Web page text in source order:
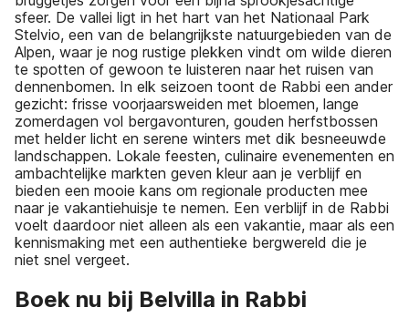
sfeer. De vallei ligt in het hart van het Nationaal Park
Stelvio, een van de belangrijkste natuurgebieden van de
Alpen, waar je nog rustige plekken vindt om wilde dieren
te spotten of gewoon te luisteren naar het ruisen van
dennenbomen. In elk seizoen toont de Rabbi een ander
gezicht: frisse voorjaarsweiden met bloemen, lange
zomerdagen vol bergavonturen, gouden herfstbossen
met helder licht en serene winters met dik besneeuwde
landschappen. Lokale feesten, culinaire evenementen en
ambachtelijke markten geven kleur aan je verblijf en
bieden een mooie kans om regionale producten mee
naar je vakantiehuisje te nemen. Een verblijf in de Rabbi
voelt daardoor niet alleen als een vakantie, maar als een
kennismaking met een authentieke bergwereld die je
niet snel vergeet.
Boek nu bij Belvilla in Rabbi